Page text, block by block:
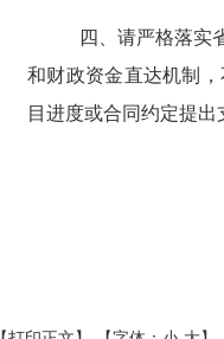
四、请严格落实
和财政资金直达机制
目进度或合同约定提出